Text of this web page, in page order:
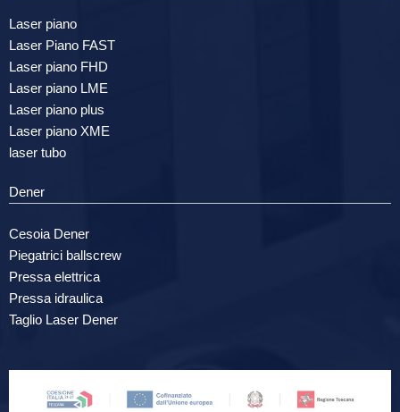
Laser piano
Laser Piano FAST
Laser piano FHD
Laser piano LME
Laser piano plus
Laser piano XME
laser tubo
Dener
Cesoia Dener
Piegatrici ballscrew
Pressa elettrica
Pressa idraulica
Taglio Laser Dener